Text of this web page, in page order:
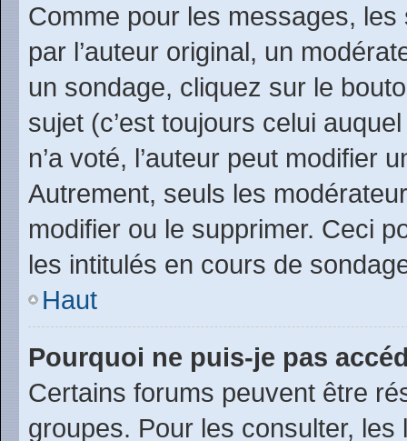
Comme pour les messages,
par l’auteur original, un
un sondage, cliquez sur le
sujet (c’est toujours celui
n’a voté, l’auteur peut modifier
Autrement, seuls les
modifier ou le supprimer. Ceci
les intitulés en cours de
Haut
Pourquoi ne puis-je pas
Certains forums peuvent être
groupes. Pour les consulter,